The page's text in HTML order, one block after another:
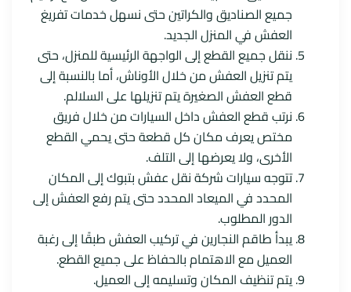
جميع الصناديق والكراتين حتى نسهل خدمات تفريغ
العفش في المنزل الجديد.
ننقل جميع القطع إلى الواجهة الرئيسية للمنزل، حتى
يتم تنزيل العفش من خلال الأوناش، أما بالنسبة إلى
قطع العفش الصغيرة يتم تنزيلها على السلالم.
نرتب قطع العفش داخل السيارات من خلال فريق
مختص يعرف مكان كل قطعة حتى يحمي القطع
الأخرى، ولا يعرضها إلى التلف.
تتوجه سيارات شركة نقل عفش بتبوك إلى المكان
المحدد في الميعاد المحدد حتى يتم رفع العفش إلى
الدور المطلوب.
يبدأ طاقم النجارين في تركيب العفش طبقًا إلى رغبة
العميل مع الاهتمام بالحفاظ على جميع القطع.
يتم تنظيف المكان وتسليمه إلى العميل.